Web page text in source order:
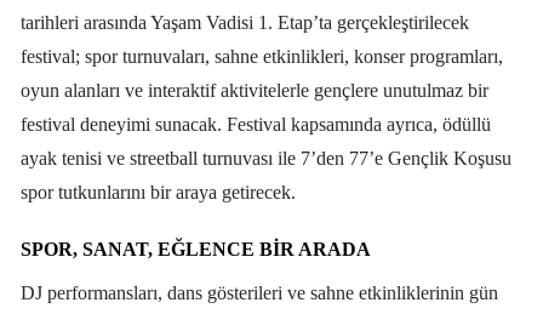
tarihleri arasında Yaşam Vadisi 1. Etap’ta gerçekleştirilecek
festival; spor turnuvaları, sahne etkinlikleri, konser programları,
oyun alanları ve interaktif aktivitelerle gençlere unutulmaz bir
festival deneyimi sunacak. Festival kapsamında ayrıca, ödüllü
ayak tenisi ve streetball turnuvası ile 7’den 77’e Gençlik Koşusu
spor tutkunlarını bir araya getirecek.
SPOR, SANAT, EĞLENCE BIR ARADA
DJ performansları, dans gösterileri ve sahne etkinliklerinin gün